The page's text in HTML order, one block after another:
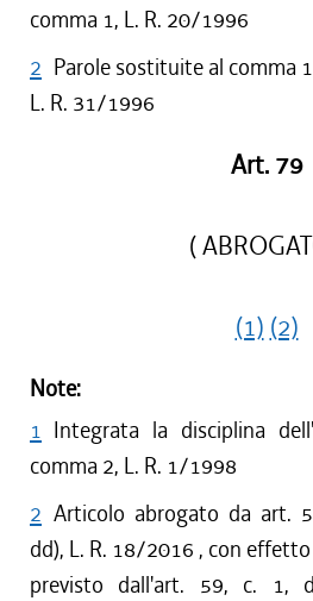
comma 1, L. R. 20/1996
2 Parole sostituite al comma
L. R. 31/1996
Art. 79
(
(1) (2)
Note:
1 Integrata la disciplina
comma 2, L. R. 1/1998
2 Articolo abrogato da art.
dd), L. R. 18/2016 , con
previsto dall'art. 59, c. 1,